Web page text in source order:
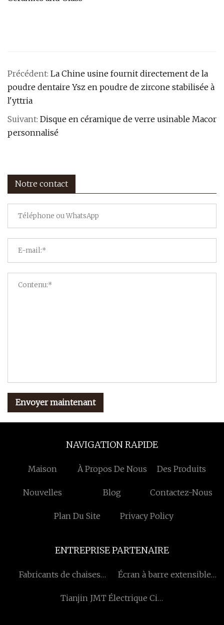
Précédent: La Chine usine fournit directement de la
poudre dentaire Ysz en poudre de zircone stabilisée à
l'yttria
Suivant: Disque en céramique de verre usinable Macor
personnalisé
Notre contact
Envoyer maintenant
NAVIGATION RAPIDE
Maison À Propos De Nous Des Produits
Nouvelles Blog Contactez-Nous
Plan Du Site Privacy Policy
ENTREPRISE PARTENAIRE
Fabricants de chaises
Écran à barre extensible
Tianjin JMT Électrique Cie,